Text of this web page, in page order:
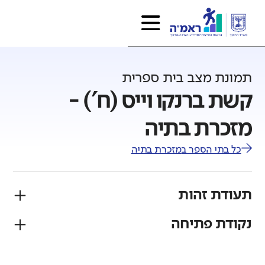
תמונת מצב בית ספרית
קשת ברנקו וייס (ח') -
מזכרת בתיה
כל בתי הספר במזכרת בתיה
תעודת זהות
פיקוח
נקודת פתיחה